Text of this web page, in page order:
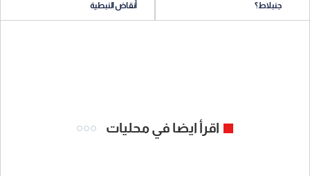
جنبلاط؟
أنقاض النبطية
اقرأ ايضا في محليات